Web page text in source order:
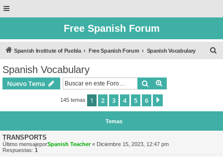
Free Spanish Forum
Spanish Institute of Puebla Free Spanish Forum Spanish Vocabulary
Spanish Vocabulary
Nuevo Tema Buscar
145 temas 1 2 3 4 5 6
Temas
TRANSPORTS
Último mensajeporSpanish Teacher« Diciembre 15, 2023, 12:47 pm
Respuestas: 1